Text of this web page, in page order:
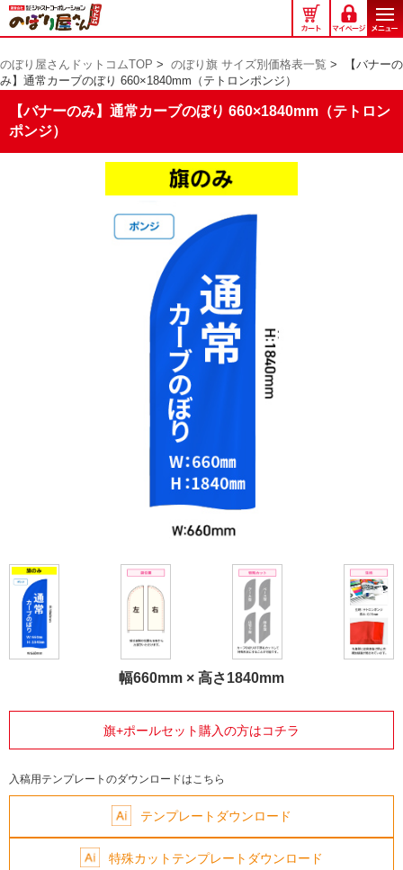
の
ぼ
屋
さ
ド
のぼり屋さんドットコムTOP > のぼり旗 サイズ別価格表一覧 >
【バナーの
み】通常カーブのぼり 660×1840mm（テトロンポンジ）
【バナーのみ】通常カーブのぼり 660×1840mm（テトロン
ポンジ）
幅660mm × 高さ1840mm
旗+ポールセット購入の方はコチラ
入稿用テンプレートのダウンロードはこちら
テンプレートダウンロード
特殊カットテンプレートダウンロード